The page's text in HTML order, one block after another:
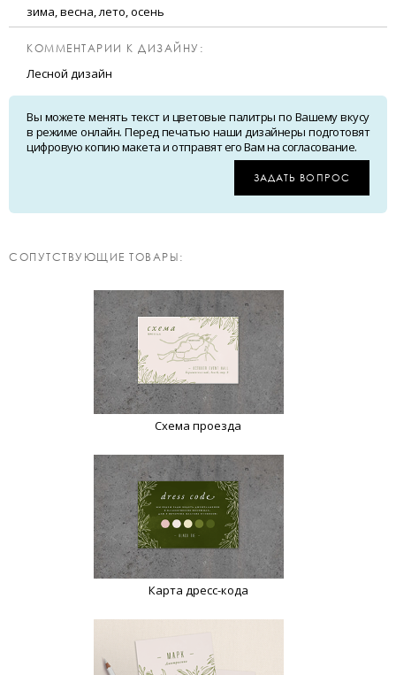
зима, весна, лето, осень
КОММЕНТАРИИ К ДИЗАЙНУ:
Лесной дизайн
Вы можете менять текст и цветовые палитры по Вашему вкусу
в режиме онлайн. Перед печатью наши дизайнеры подготовят
цифровую копию макета и отправят его Вам на согласование.
ЗАДАТЬ ВОПРОС
CОПУТСТВУЮЩИЕ ТОВАРЫ:
Схема проезда
Карта дресс-кода